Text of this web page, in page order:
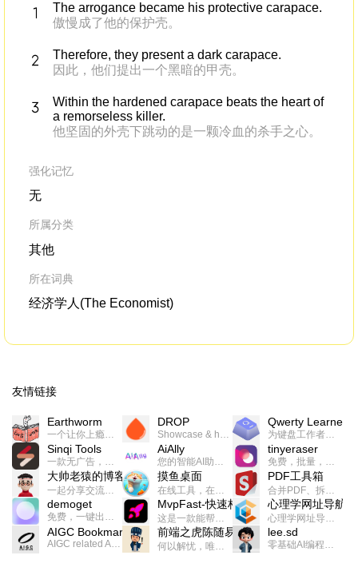
The arrogance became his protective carapace.
傲慢成了他的保护壳。
Therefore, they present a dark carapace.
因此，他们提出一个黑暗的甲壳。
Within the hardened carapace beats the heart of
a remorseless killer.
他坚固的外壳下跳动的是一颗冷血的杀手之心。
强化记忆
无
所属分类
其他
所在词典
经济学人(The Economist)
友情链接
Earthworm
一个让你上瘾的英语学习工具，使用 连词成句 、 i + 1 、 以终为始等学习理论来帮助你习得英语，通过不断的重复形成肌肉记忆，最重要的是 游戏化 的形式让学习英语从此不再痛苦
DROP
Showcase & host your work in extraordinary ways.不限速文件分享，托管，建站平台
Qwerty Learner
为键盘工作者设计的单词与肌肉记忆锻炼软件
Sinqi Tools
一款无广告，界面清爽的神奇在线小工具集合，范围包括但不限于：开发，设计，日常生活等
AiAlly
您的智能AI助手解决方案。提供24/7全天候的高效虚拟员工服务，助力个人和组织提升生产力、激发创新潜能。
tinyeraser
免费，批量，快速，一键换背景的桌面软件
大帅老猿的博客
一起分享交流生活学习，出海赚钱，编程技术，远程工作，优秀产品等相关话题。希望大家都能有所收获。
摸鱼桌面
在线工具，在线游戏，电影，小说各种有趣的资源这里都有
PDF工具箱
合并PDF、拆分PDF、旋转PDF、裁剪PDF、转换PDF、加密PDF、解密PDF、PDF加水印等多种PDF处理功能
demoget
免费，一键出成片的录屏Demo软件。支持4K导出，立即下载使用。
MvpFast-快速构建网站应用
这是一款能帮助你快速构建个人网站的应用，使用最新的前端技术栈，集成登录、鉴权、手机、邮箱、数据库、博客、文章、支付等等网站所需要的功能，你只需要花几个小时开发你的核心功能就可以上线，一次购买，永久拥有
心理学网址导航
心理学网址导航(psyhhub.org),着力打造国内心理学资源平台，是一个心理学网址资源大全，提供心理学学习,心理学考研,英语自学,计算机自学等众多学习内容。
AIGC Bookmarks
AIGC related Academy/Project bookmarks . Powered by Notion AI (Claude, ChatGPT).
前端之虎陈随易
何以解忧，唯有代码。不忘初心，方得始终。
lee.sd
零基础AI编程整活儿，跟SimbaLee用AI一起每天写点儿好玩儿的！iSay中每天还会有鲜吐槽、财经快讯、抽奖福利。喜欢就在页面“点赞”，不喜欢可以“点呸”喔！